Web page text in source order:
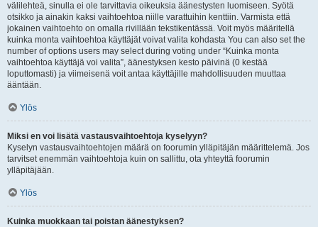
välilehteä, sinulla ei ole tarvittavia oikeuksia äänestysten luomiseen. Syötä
otsikko ja ainakin kaksi vaihtoehtoa niille varattuihin kenttiin. Varmista että
jokainen vaihtoehto on omalla rivillään tekstikentässä. Voit myös määritellä
kuinka monta vaihtoehtoa käyttäjät voivat valita kohdasta You can also set the
number of options users may select during voting under “Kuinka monta
vaihtoehtoa käyttäjä voi valita”, äänestyksen kesto päivinä (0 kestää
loputtomasti) ja viimeisenä voit antaa käyttäjille mahdollisuuden muuttaa
ääntään.
Ylös
Miksi en voi lisätä vastausvaihtoehtoja kyselyyn?
Kyselyn vastausvaihtoehtojen määrä on foorumin ylläpitäjän määrittelemä. Jos
tarvitset enemmän vaihtoehtoja kuin on sallittu, ota yhteyttä foorumin
ylläpitäjään.
Ylös
Kuinka muokkaan tai poistan äänestyksen?